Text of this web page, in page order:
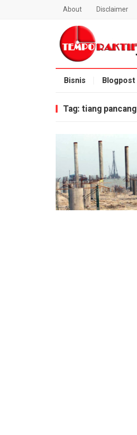
About Disclaimer
Blog Temporaktif
Bisnis
Blogpost
Tag: tiang pancang